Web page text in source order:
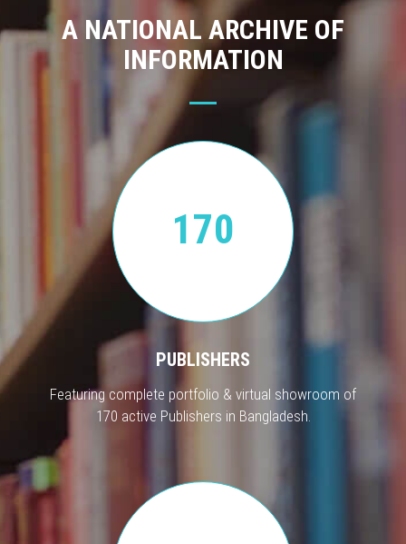
A NATIONAL ARCHIVE OF
INFORMATION
170
PUBLISHERS
Featuring complete portfolio & virtual showroom of
170 active Publishers in Bangladesh.